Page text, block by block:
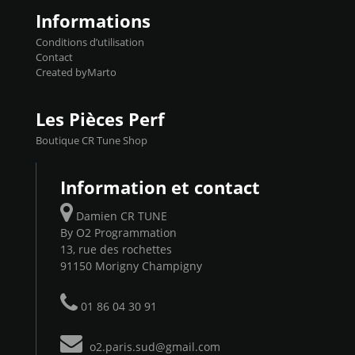
Informations
Conditions d’utilisation
Contact
Created byMarto
Les Pièces Perf
Boutique CR Tune Shop
Information et contact
Damien CR TUNE
By O2 Programmation
13, rue des rochettes
91150 Morigny Champigny
01 86 04 30 91
o2.paris.sud@gmail.com